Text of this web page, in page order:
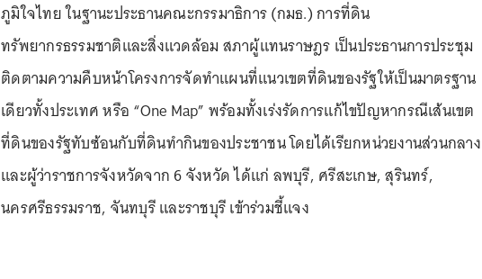
ภูมิใจไทย ในฐานะประธานคณะกรรมาธิการ (กมธ.) การที่ดิน
ทรัพยากรธรรมชาติและสิ่งแวดล้อม สภาผู้แทนราษฎร เป็นประธานการประชุม
ติดตามความคืบหน้าโครงการจัดทำแผนที่แนวเขตที่ดินของรัฐให้เป็นมาตรฐาน
เดียวทั้งประเทศ หรือ “One Map” พร้อมทั้งเร่งรัดการแก้ไขปัญหากรณีเส้นเขต
ที่ดินของรัฐทับซ้อนกับที่ดินทำกินของประชาชน โดยได้เรียกหน่วยงานส่วนกลาง
และผู้ว่าราชการจังหวัดจาก 6 จังหวัด ได้แก่ ลพบุรี, ศรีสะเกษ, สุรินทร์,
นครศรีธรรมราช, จันทบุรี และราชบุรี เข้าร่วมชี้แจง